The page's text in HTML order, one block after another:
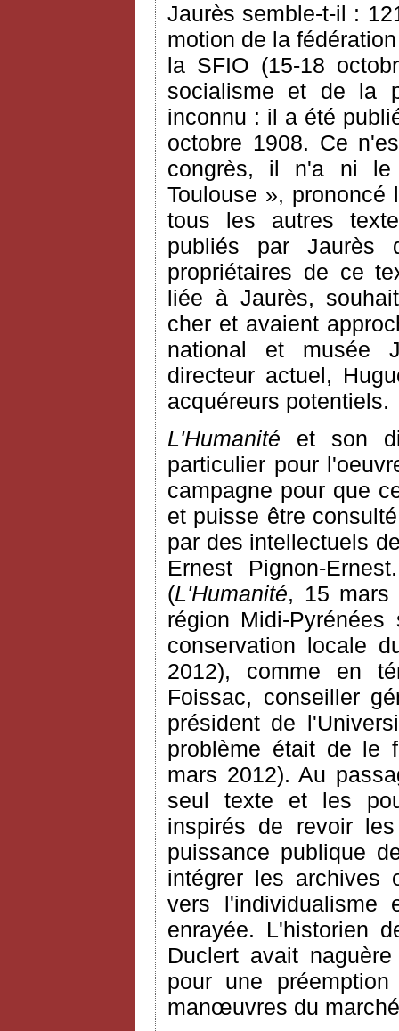
Jaurès semble-t-il :
motion de la
la SFIO (15-18
socialisme et de la
inconnu : il a été
octobre 1908. Ce
congrès, il n'a ni le
Toulouse »,
tous les autres
publiés par Jaurès
propriétaires de ce
liée à Jaurès,
cher et avaient
national et musée
directeur actuel,
acquéreurs potentiels.
L'Humanité et son
particulier pour
campagne pour que
et puisse être
par des intellectuels
Ernest Pignon-
(L'Humanité, 15 mars
région Midi-
conservation locale
2012), comme en
Foissac, conseiller
président de
problème était de le
mars 2012). Au
seul texte et les
inspirés de revoir
puissance publique
intégrer les archives
vers l'individualisme
enrayée. L'historien
Duclert avait
pour une
manœuvres du